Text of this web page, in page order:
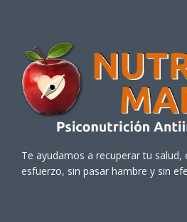
Te ayudamos a recuperar tu salud,
esfuerzo, sin pasar hambre y sin